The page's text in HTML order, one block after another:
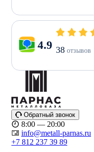
4.9 38 отзывов
Обратный звонок
8:00 — 20:00
info@metall-parnas.ru
+7 812 237 39 89